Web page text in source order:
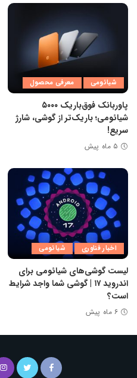
شیائومی معرفی محصول
پاوربانک فوق‌باریک ۵۰۰۰
شیائومی؛ باریک‌تر از گوشی، شارژ
سریع!
۵ ماه پیش
اخبار فناوری شیائومی
لیست گوشی‌های شیائومی برای
اندروید ۱۷ | گوشی شما واجد شرایط
است؟
۶ ماه پیش